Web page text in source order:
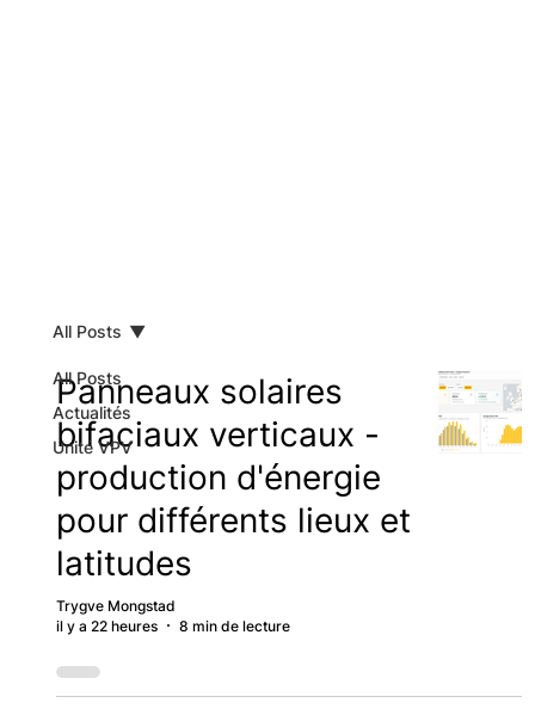
All Posts
Actualités
Unité VPV
All Posts
Panneaux solaires
bifaciaux verticaux -
production d'énergie
pour différents lieux et
latitudes
Trygve Mongstad
il y a 22 heures
8 min de lecture